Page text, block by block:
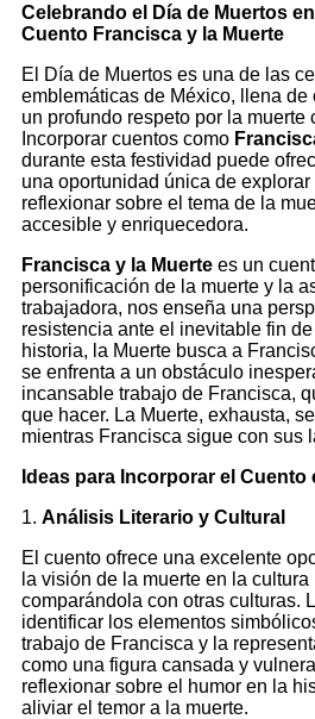
Celebrando el Día de Muertos
Cuento Francisca y la Muerte
El Día de Muertos es una de las
emblemáticas de México, llena
un profundo respeto por la muerte
Incorporar cuentos como
durante esta festividad puede
una oportunidad única de
reflexionar sobre el tema de la
accesible y enriquecedora.
Francisca y la Muerte es un
personificación de la muerte y la
trabajadora, nos enseña una
resistencia ante el inevitable fin
historia, la Muerte busca a
se enfrenta a un obstáculo
incansable trabajo de Francisca,
que hacer. La Muerte, exhausta,
mientras Francisca sigue con sus
Ideas para Incorporar el Cuento
1. Análisis Literario y Cultural
El cuento ofrece una excelente
la visión de la muerte en la cultura
comparándola con otras culturas.
identificar los elementos
trabajo de Francisca y la
como una figura cansada y
reflexionar sobre el humor en la
aliviar el temor a la muerte.